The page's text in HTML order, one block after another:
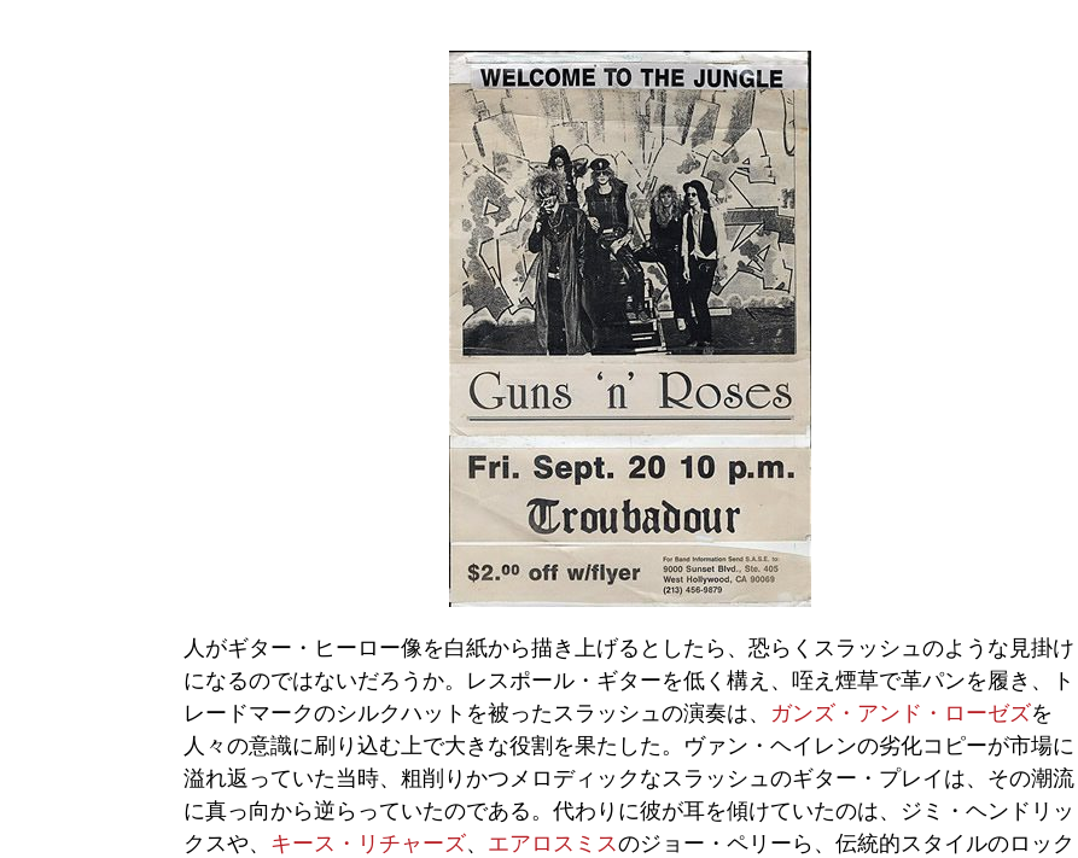
人がギター・ヒーロー像を白紙から描き上げるとしたら、恐らくスラッシュのような見掛け
になるのではないだろうか。レスポール・ギターを低く構え、咥え煙草で革パンを履き、ト
レードマークのシルクハットを被ったスラッシュの演奏は、 ガンズ・アンド・ローゼズを
人々の意識に刷り込む上で大きな役割を果たした。ヴァン・ヘイレンの劣化コピーが市場に
溢れ返っていた当時、粗削りかつメロディックなスラッシュのギター・プレイは、その潮流
に真っ向から逆らっていたのである。代わりに彼が耳を傾けていたのは、ジミ・ヘンドリッ
クスや、 キース・リチャーズ、 エアロスミスのジョー・ペリーら、伝統的スタイルのロック